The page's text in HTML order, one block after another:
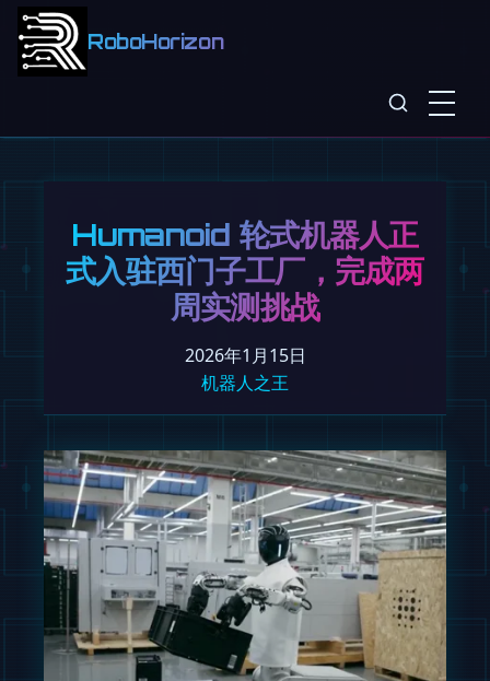
RoboHorizon
Humanoid 轮式机器人正
式入驻西门子工厂，完成两
周实测挑战
2026年1月15日
机器人之王